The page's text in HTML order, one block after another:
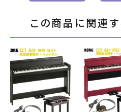
この商品に関連